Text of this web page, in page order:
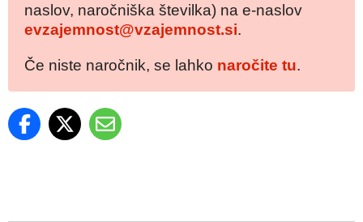
naslov, naročniška številka) na e-naslov
evzajemnost@vzajemnost.si.
Če niste naročnik, se lahko naročite tu.